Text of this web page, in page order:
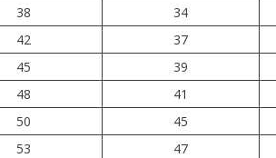
38 34
42 37
45 39
48 41
50 45
53 47